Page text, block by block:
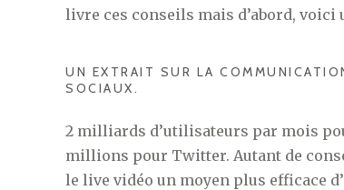
livre ces conseils mais d’abord,
UN EXTRAIT SUR LA
SOCIAUX.
2 milliards d’utilisateurs par mois
millions pour Twitter. Autant de
le live vidéo un moyen plus efficace